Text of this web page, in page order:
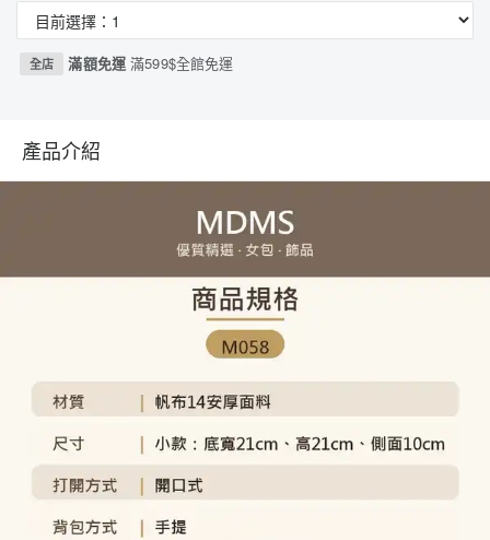
全店 滿額免運滿599$全館免運
產品介紹